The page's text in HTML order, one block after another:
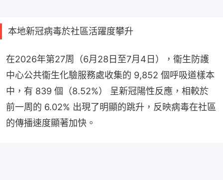
本地新冠病毒於社區活躍度攀升
在2026年第27周（6月28日至7月4日），衞生防護
中心公共衞生化驗服務處收集的 9,852 個呼吸道樣本
中，有 839 個（8.52%） 呈新冠陽性反應，相較於
前一周的 6.02% 出現了明顯的跳升，反映病毒在社區
的傳播速度顯著加快。